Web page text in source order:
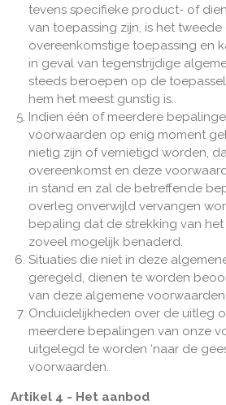
tevens specifieke product- of
van toepassing zijn, is het
overeenkomstige toepassing en
in geval van tegenstrijdige
steeds beroepen op de
hem het meest gunstig is.
Indien één of meerdere
voorwaarden op enig moment
nietig zijn of vernietigd worden,
overeenkomst en deze
in stand en zal de betreffende
overleg onverwijld vervangen
bepaling dat de strekking van
zoveel mogelijk benaderd.
Situaties die niet in deze
geregeld, dienen te worden
van deze algemene voorwaarden.
Onduidelijkheden over de uitleg
meerdere bepalingen van onze
uitgelegd te worden ‘naar de
voorwaarden.
Artikel 4 - Het aanbod